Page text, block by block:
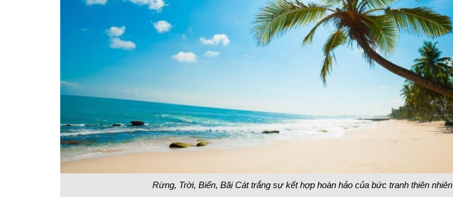
Rừng, Trời, Biển, Bãi Cát trắng sự kết hợp hoàn hảo của bức tranh thiên nhiên